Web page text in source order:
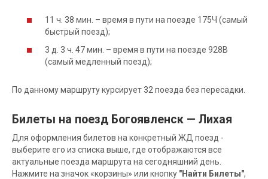
11 ч. 38 мин. – время в пути на поезде 175Ч (самый
быстрый поезд);
3 д. 3 ч. 47 мин. – время в пути на поезде 928В
(самый медленный поезд);
По данному маршруту курсирует 32 поезда без пересадки.
Билеты на поезд Богоявленск — Лихая
Для оформления билетов на конкретный ЖД поезд -
выберите его из списка выше, где отображаются все
актуальные поезда маршрута на сегодняшний день.
Нажмите на значок «корзины» или кнопку "Найти Билеты",